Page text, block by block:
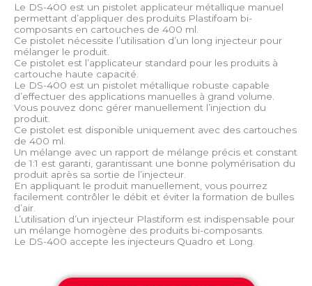
Le DS-400 est un pistolet applicateur métallique manuel
permettant d’appliquer des produits Plastifoam bi-
composants en cartouches de 400 ml.
Ce pistolet nécessite l’utilisation d’un long injecteur pour
mélanger le produit.
Ce pistolet est l’applicateur standard pour les produits à
cartouche haute capacité.
Le DS-400 est un pistolet métallique robuste capable
d’effectuer des applications manuelles à grand volume.
Vous pouvez donc gérer manuellement l’injection du
produit.
Ce pistolet est disponible uniquement avec des cartouches
de 400 ml.
Un mélange avec un rapport de mélange précis et constant
de 1:1 est garanti, garantissant une bonne polymérisation du
produit après sa sortie de l’injecteur.
En appliquant le produit manuellement, vous pourrez
facilement contrôler le débit et éviter la formation de bulles
d’air.
L’utilisation d’un injecteur Plastiform est indispensable pour
un mélange homogène des produits bi-composants.
Le DS-400 accepte les injecteurs Quadro et Long.